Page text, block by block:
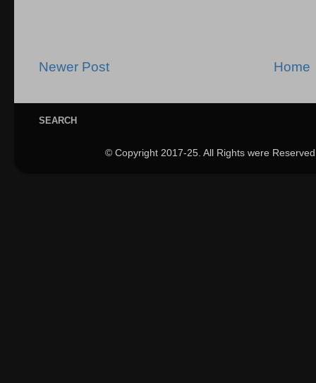
Newer Post Home
SEARCH
© Copyright 2017-25. All Rights were